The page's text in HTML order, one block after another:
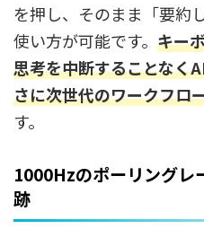
を押し、そのまま「要約
使い方が可能です。 キー
思考を中断することなく
さに次世代のワークフロ
す。
1000Hzのポーリングレ
跡